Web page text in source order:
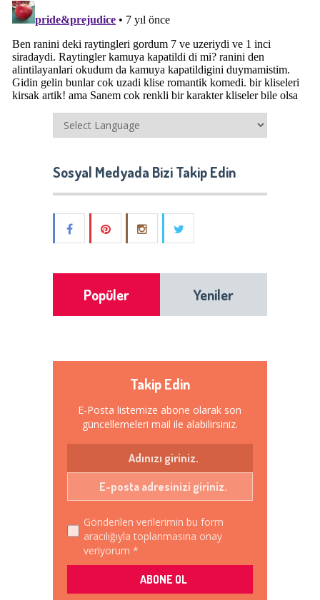
Sosyal Medyada Bizi Takip Edin
Popüler Yeniler
Takip Edin
E-Posta listemize abone olarak son
güncellemeleri mail ile alabilirsiniz.
Gönderilen verilerimin bu form
aracılığıyla toplanmasına onay
veriyorum *